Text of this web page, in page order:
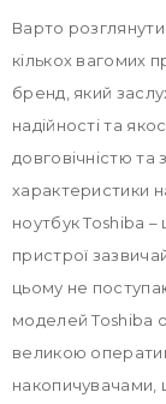
Варто
кількох вагомих
бренд, який
надійності та
довговічністю та
характеристики
ноутбук Toshiba
пристрої
цьому не
моделей Toshiba
великою
накопичувачами,